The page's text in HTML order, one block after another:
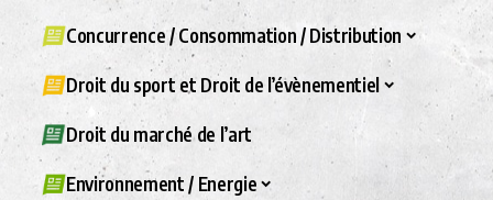
Concurrence / Consommation / Distribution
Droit du sport et Droit de l’évènementiel
Droit du marché de l’art
Environnement / Energie